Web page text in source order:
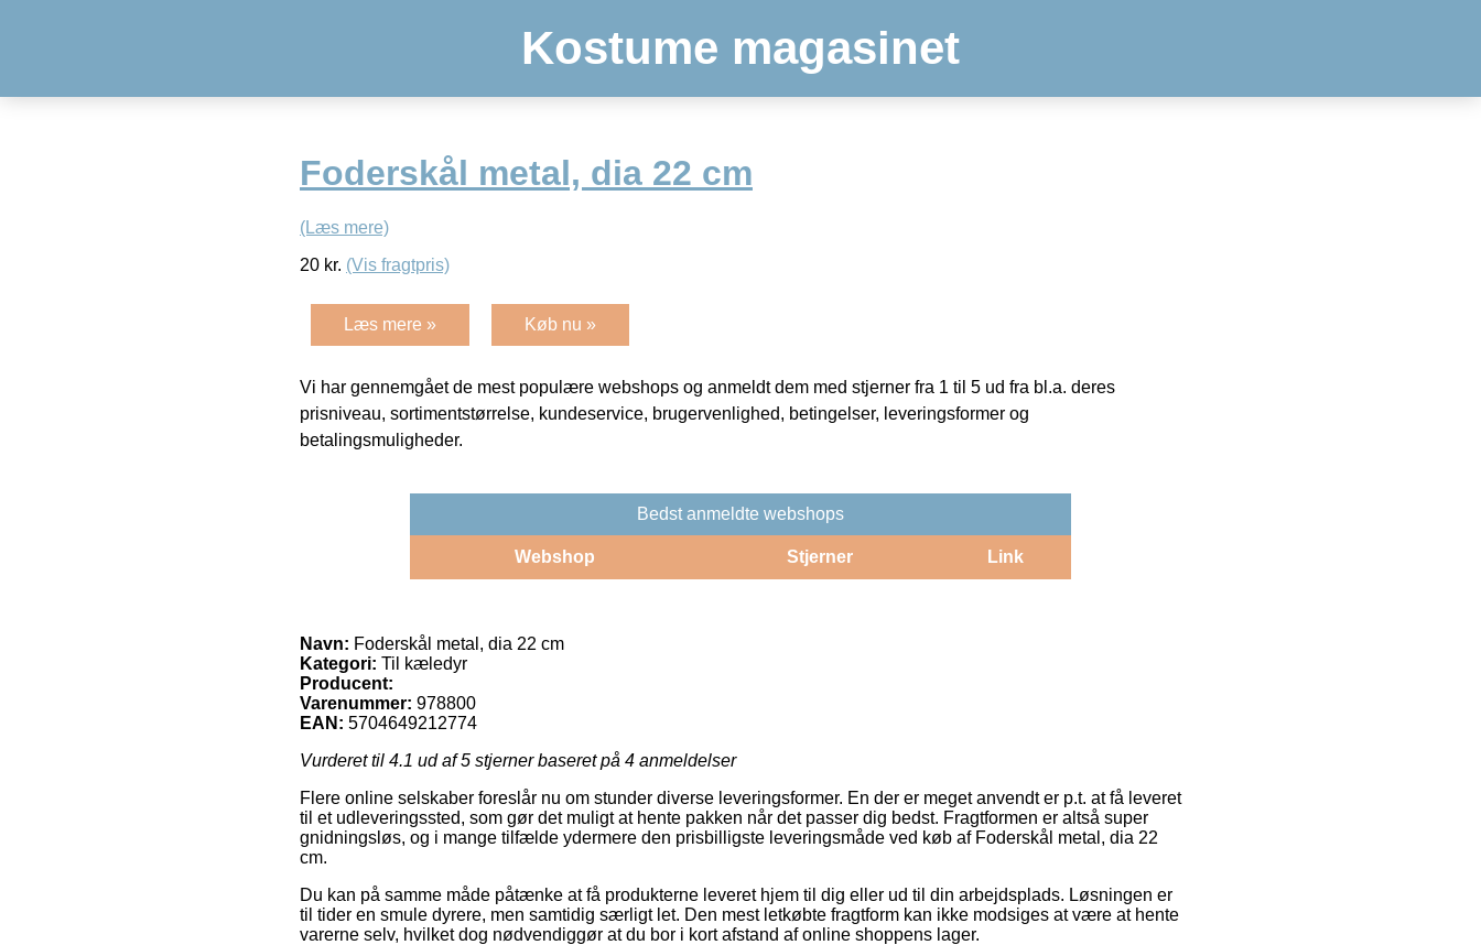
Kostume magasinet
Foderskål metal, dia 22 cm
(Læs mere)
20 kr. (Vis fragtpris)
Læs mere » Køb nu »
Vi har gennemgået de mest populære webshops og anmeldt dem med stjerner fra 1 til 5 ud fra bl.a. deres
prisniveau, sortimentstørrelse, kundeservice, brugervenlighed, betingelser, leveringsformer og
betalingsmuligheder.
Bedst anmeldte webshops
Webshop Stjerner Link
Navn: Foderskål metal, dia 22 cm
Kategori: Til kæledyr
Producent:
Varenummer: 978800
EAN: 5704649212774
Vurderet til 4.1 ud af 5 stjerner baseret på 4 anmeldelser
Flere online selskaber foreslår nu om stunder diverse leveringsformer. En der er meget anvendt er p.t. at få leveret
til et udleveringssted, som gør det muligt at hente pakken når det passer dig bedst. Fragtformen er altså super
gnidningsløs, og i mange tilfælde ydermere den prisbilligste leveringsmåde ved køb af Foderskål metal, dia 22
cm.
Du kan på samme måde påtænke at få produkterne leveret hjem til dig eller ud til din arbejdsplads. Løsningen er
til tider en smule dyrere, men samtidig særligt let. Den mest letkøbte fragtform kan ikke modsiges at være at hente
varerne selv, hvilket dog nødvendiggør at du bor i kort afstand af online shoppens lager.